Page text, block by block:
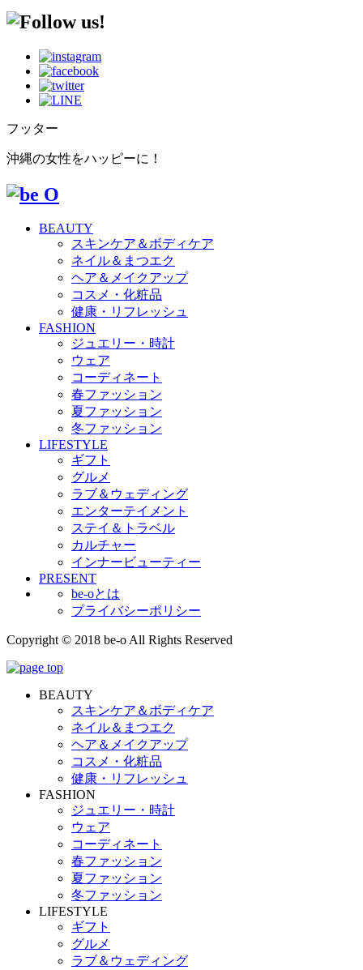
フッター
沖縄の女性をハッピーに！
BEAUTY
スキンケア＆ボディケア
ネイル＆まつエク
ヘア＆メイクアップ
コスメ・化粧品
健康・リフレッシュ
FASHION
ジュエリー・時計
ウェア
コーディネート
春ファッション
夏ファッション
冬ファッション
LIFESTYLE
ギフト
グルメ
ラブ＆ウェディング
エンターテイメント
ステイ＆トラベル
カルチャー
インナービューティー
PRESENT
be-oとは
プライバシーポリシー
Copyright © 2018 be-o All Rights Reserved
BEAUTY
スキンケア＆ボディケア
ネイル＆まつエク
ヘア＆メイクアップ
コスメ・化粧品
健康・リフレッシュ
FASHION
ジュエリー・時計
ウェア
コーディネート
春ファッション
夏ファッション
冬ファッション
LIFESTYLE
ギフト
グルメ
ラブ＆ウェディング